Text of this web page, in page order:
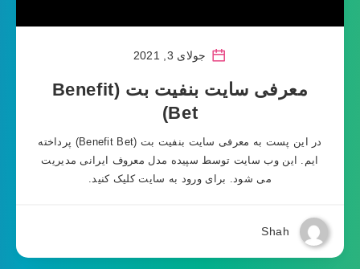
جولای 3, 2021
معرفی سایت بنفیت بت (Benefit
Bet)
در این پست به معرفی سایت بنفیت بت (Benefit Bet) پرداخته
ایم. این وب سایت توسط سپیده مدل معروف ایرانی مدیریت
می شود. برای ورود به سایت کلیک کنید.
Shah